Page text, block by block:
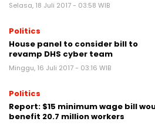
Selasa, 18 Juli 2017 - 03:58 WIB
Politics
House panel to consider bill to
revamp DHS cyber team
Minggu, 16 Juli 2017 - 03:16 WIB
Politics
Report: $15 minimum wage bill
benefit 20.7 million workers